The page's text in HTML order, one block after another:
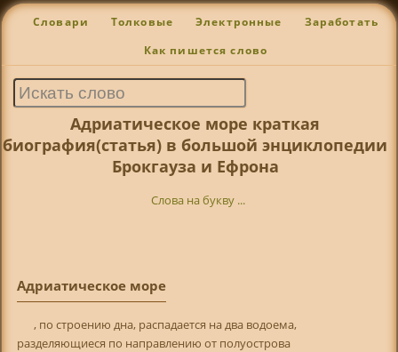
Словари Толковые Электронные Заработать
Как пишется слово
Адриатическое море краткая
биография(статья) в большой энциклопедии
Брокгауза и Ефрона
Слова на букву ...
Адриатическое море
, по строению дна, распадается на два водоема,
разделяющиеся по направлению от полуострова